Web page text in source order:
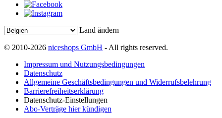
Land ändern
© 2010-2026 niceshops GmbH - All rights reserved.
Impressum und Nutzungsbedingungen
Datenschutz
Allgemeine Geschäftsbedingungen und Widerrufsbelehrung
Barrierefreiheitserklärung
Datenschutz-Einstellungen
Abo-Verträge hier kündigen